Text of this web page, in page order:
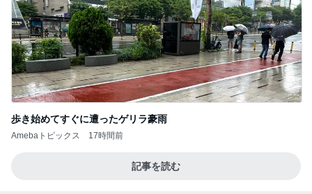
歩き始めてすぐに遭ったゲリラ豪雨
Amebaトピックス 17時間前
記事を読む